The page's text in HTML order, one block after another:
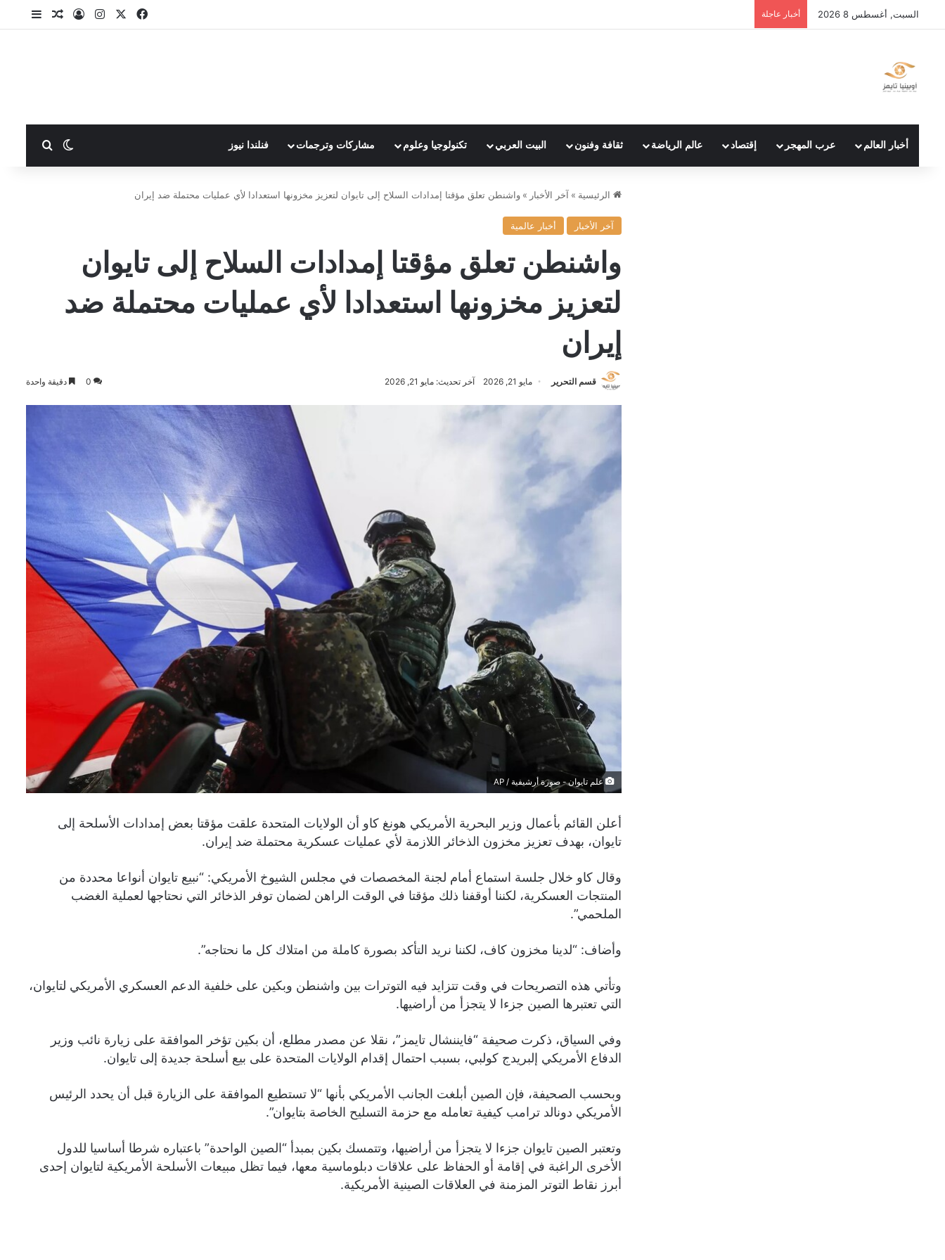
السبت, أغسطس 8 2026 أخبار عاجلة فيسبوك انستقرامتسجيل الدخول
مقالإضافة
أخبار العالم عرب المهجر إقتصاد عالم الرياضة ثقافة وفنون البيت العربي تكنولوجيا وعلوم مشاركات وترجمات فنلندا نيوز الوضعبحث عن
الرئيسية » آخر الأخبار » واشنطن تعلق مؤقتا إمدادات السلاح إلى تايوان لتعزيز مخزونها استعدادا لأي عمليات محتملة ضد إيران
آخر الأخبار أخبار عالمية
واشنطن تعلق مؤقتا إمدادات السلاح إلى تايوان
لتعزيز مخزونها استعدادا لأي عمليات محتملة ضد
إيران
قسم التحرير مايو 21, 2026 آخر تحديث: مايو 21, 2026 0 دقيقة واحدة
علم تايوان - صورة أرشيفية / AP
أعلن القائم بأعمال وزير البحرية الأمريكي هونغ كاو أن الولايات المتحدة علقت مؤقتا بعض إمدادات الأسلحة إلى
تايوان، بهدف تعزيز مخزون الذخائر اللازمة لأي عمليات عسكرية محتملة ضد إيران.
وقال كاو خلال جلسة استماع أمام لجنة المخصصات في مجلس الشيوخ الأمريكي: “نبيع تايوان أنواعا محددة من
المنتجات العسكرية، لكننا أوقفنا ذلك مؤقتا في الوقت الراهن لضمان توفر الذخائر التي نحتاجها لعملية الغضب
الملحمي”.
وأضاف: “لدينا مخزون كاف، لكننا نريد التأكد بصورة كاملة من امتلاك كل ما نحتاجه”.
وتأتي هذه التصريحات في وقت تتزايد فيه التوترات بين واشنطن وبكين على خلفية الدعم العسكري الأمريكي لتايوان،
التي تعتبرها الصين جزءا لا يتجزأ من أراضيها.
وفي السياق، ذكرت صحيفة “فايننشال تايمز”، نقلا عن مصدر مطلع، أن بكين تؤخر الموافقة على زيارة نائب وزير
الدفاع الأمريكي إلبريدج كولبي، بسبب احتمال إقدام الولايات المتحدة على بيع أسلحة جديدة إلى تايوان.
وبحسب الصحيفة، فإن الصين أبلغت الجانب الأمريكي بأنها “لا تستطيع الموافقة على الزيارة قبل أن يحدد الرئيس
الأمريكي دونالد ترامب كيفية تعامله مع حزمة التسليح الخاصة بتايوان”.
وتعتبر الصين تايوان جزءا لا يتجزأ من أراضيها، وتتمسك بكين بمبدأ “الصين الواحدة” باعتباره شرطا أساسيا للدول
الأخرى الراغبة في إقامة أو الحفاظ على علاقات دبلوماسية معها، فيما تظل مبيعات الأسلحة الأمريكية لتايوان إحدى
أبرز نقاط التوتر المزمنة في العلاقات الصينية الأمريكية.